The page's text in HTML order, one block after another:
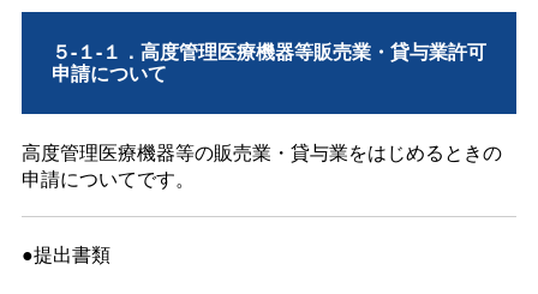
５-１-１．高度管理医療機器等販売業・貸与業許可
申請について
高度管理医療機器等の販売業・貸与業をはじめるときの
申請についてです。
●提出書類